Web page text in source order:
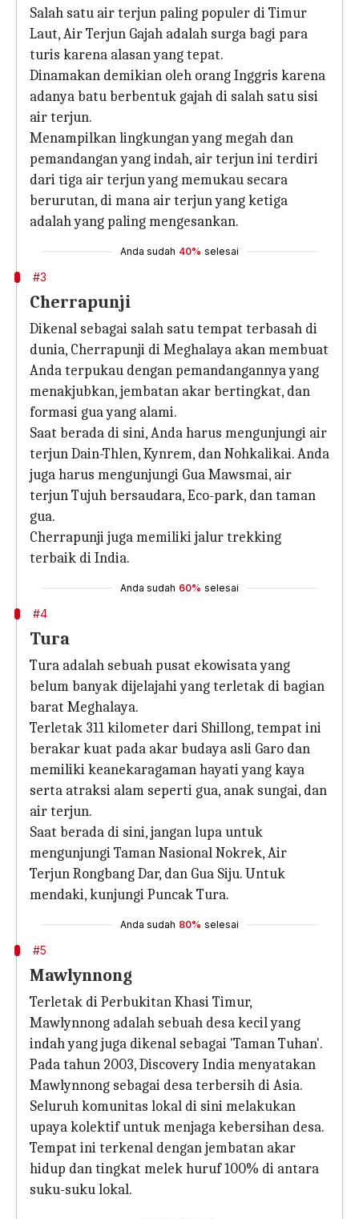
Salah satu air terjun paling populer di Timur
Laut, Air Terjun Gajah adalah surga bagi para
turis karena alasan yang tepat.
Dinamakan demikian oleh orang Inggris karena
adanya batu berbentuk gajah di salah satu sisi
air terjun.
Menampilkan lingkungan yang megah dan
pemandangan yang indah, air terjun ini terdiri
dari tiga air terjun yang memukau secara
berurutan, di mana air terjun yang ketiga
adalah yang paling mengesankan.
Anda sudah 40% selesai
#3
Cherrapunji
Dikenal sebagai salah satu tempat terbasah di
dunia, Cherrapunji di Meghalaya akan membuat
Anda terpukau dengan pemandangannya yang
menakjubkan, jembatan akar bertingkat, dan
formasi gua yang alami.
Saat berada di sini, Anda harus mengunjungi air
terjun Dain-Thlen, Kynrem, dan Nohkalikai. Anda
juga harus mengunjungi Gua Mawsmai, air
terjun Tujuh bersaudara, Eco-park, dan taman
gua.
Cherrapunji juga memiliki jalur trekking
terbaik di India.
Anda sudah 60% selesai
#4
Tura
Tura adalah sebuah pusat ekowisata yang
belum banyak dijelajahi yang terletak di bagian
barat Meghalaya.
Terletak 311 kilometer dari Shillong, tempat ini
berakar kuat pada akar budaya asli Garo dan
memiliki keanekaragaman hayati yang kaya
serta atraksi alam seperti gua, anak sungai, dan
air terjun.
Saat berada di sini, jangan lupa untuk
mengunjungi Taman Nasional Nokrek, Air
Terjun Rongbang Dar, dan Gua Siju. Untuk
mendaki, kunjungi Puncak Tura.
Anda sudah 80% selesai
#5
Mawlynnong
Terletak di Perbukitan Khasi Timur,
Mawlynnong adalah sebuah desa kecil yang
indah yang juga dikenal sebagai 'Taman Tuhan'.
Pada tahun 2003, Discovery India menyatakan
Mawlynnong sebagai desa terbersih di Asia.
Seluruh komunitas lokal di sini melakukan
upaya kolektif untuk menjaga kebersihan desa.
Tempat ini terkenal dengan jembatan akar
hidup dan tingkat melek huruf 100% di antara
suku-suku lokal.